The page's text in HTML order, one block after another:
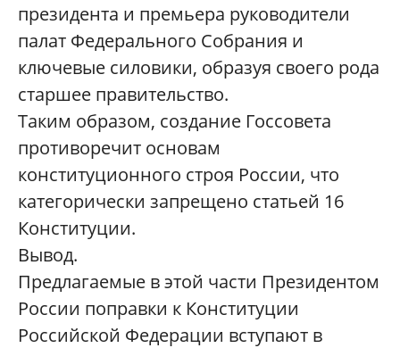
президента и премьера руководители
палат Федерального Собрания и
ключевые силовики, образуя своего рода
старшее правительство.
Таким образом, создание Госсовета
противоречит основам
конституционного строя России, что
категорически запрещено статьей 16
Конституции.
Вывод.
Предлагаемые в этой части Президентом
России поправки к Конституции
Российской Федерации вступают в